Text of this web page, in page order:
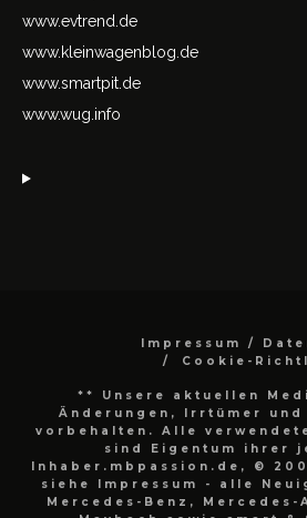
www.evtrend.de
www.kleinwagenblog.de
www.smartpit.de
www.wug.info
Impressum /
Cookie-
** Unsere aktuellen
Änderungen, Irrtümer
vorbehalten. Alle
sind Eigentum ihrer
Inhaber.mbpassion.de, ©
siehe Impressum - alle
Mercedes-Benz, Mercedes-